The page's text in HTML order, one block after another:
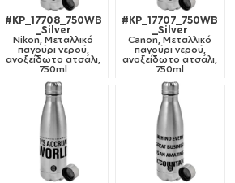
#KP_17708_750WB
_Silver
Nikon, Μεταλλικό
παγούρι νερού,
ανοξείδωτο ατσάλι,
750ml
#KP_17707_750WB
_Silver
Canon, Μεταλλικό
παγούρι νερού,
ανοξείδωτο ατσάλι,
750ml